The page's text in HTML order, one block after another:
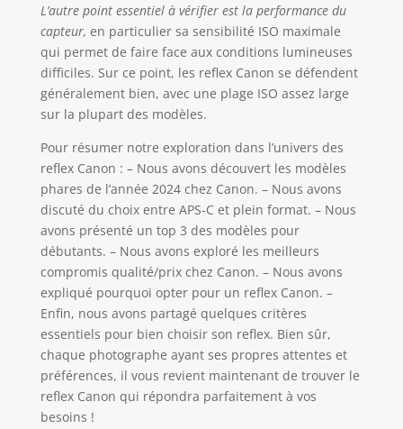
L’autre point essentiel à vérifier est la performance du
capteur, en particulier sa sensibilité ISO maximale
qui permet de faire face aux conditions lumineuses
difficiles. Sur ce point, les reflex Canon se défendent
généralement bien, avec une plage ISO assez large
sur la plupart des modèles.
Pour résumer notre exploration dans l’univers des
reflex Canon : – Nous avons découvert les modèles
phares de l’année 2024 chez Canon. – Nous avons
discuté du choix entre APS-C et plein format. – Nous
avons présenté un top 3 des modèles pour
débutants. – Nous avons exploré les meilleurs
compromis qualité/prix chez Canon. – Nous avons
expliqué pourquoi opter pour un reflex Canon. –
Enfin, nous avons partagé quelques critères
essentiels pour bien choisir son reflex. Bien sûr,
chaque photographe ayant ses propres attentes et
préférences, il vous revient maintenant de trouver le
reflex Canon qui répondra parfaitement à vos
besoins !